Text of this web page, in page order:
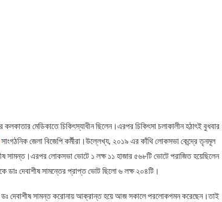
মেডিকাতে চিকিৎস্যাধীন ছিলেন।এরপর চিকিৎসা চলাকালীন হঠাৎই বুধবার
সাংগঠনিক জেলা বিজেপি কর্মীরা।উল্লেখ্য, ২০১৯ এর কাঁথি লোকসভা কেন্দ্রে তৃনমূল
সামন্ত।এরপর লোকসভা ভোটে ১ লক্ষ ১১ হাজার ৫৬৮টি ভোটে পরাজিত হয়েছিলেন
ডাঃ দেবাশীষ সামন্তের প্রাপ্ত ভোট ছিলো ৬ লক্ষ ২০৪টি।
ডঃ দেবাশীষ সামন্ত করোনায় আক্রান্ত হয়ে আজ সকালে পরলোকগমন করেছেন।তাই